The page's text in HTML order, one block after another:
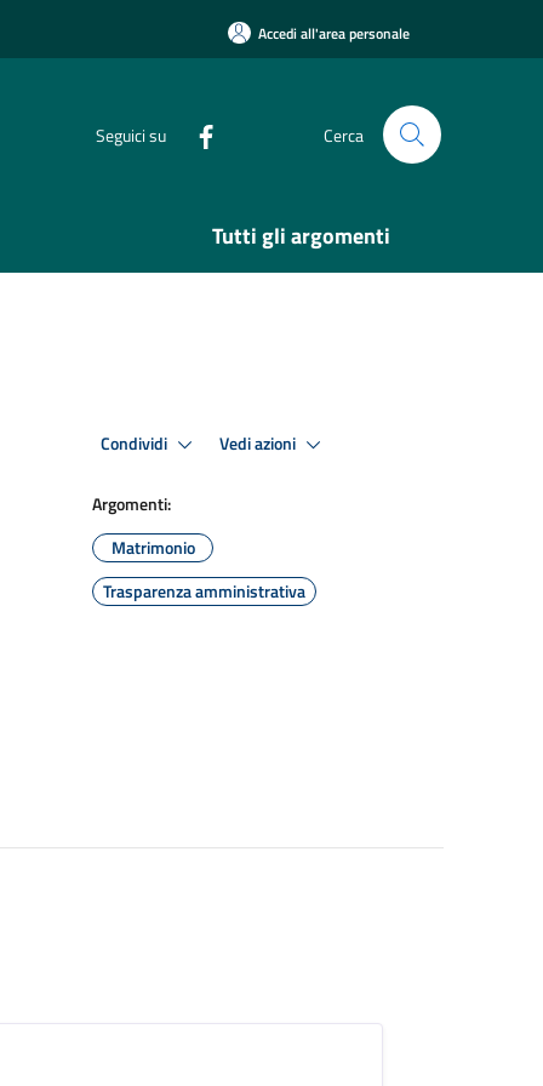
Accedi all'area personale
Seguici su Cerca
Tutti gli argomenti
Condividi Vedi azioni
Argomenti:
Matrimonio
Trasparenza amministrativa